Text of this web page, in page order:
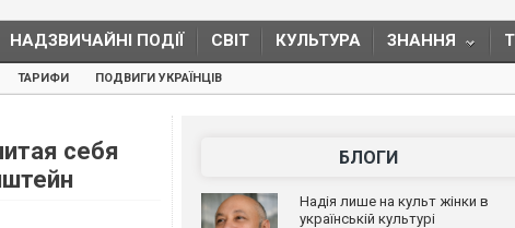
НАДЗВИЧАЙНІ ПОДІЇ СВІТ КУЛЬТУРА ЗНАННЯ
ТАРИФИ ПОДВИГИ УКРАЇНЦІВ
себя
БЛОГИ
Надія лише на культ жінки в
українській культурі